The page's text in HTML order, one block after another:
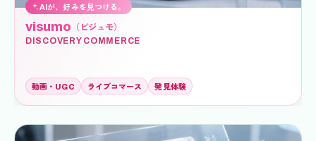
AIが、好みを見つける。
visumo （ビジュモ）
DISCOVERY COMMERCE
動画・UGC ライブコマース 発見体験